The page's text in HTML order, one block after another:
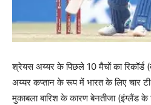
श्रेयस अय्यर के पिछले 10 मैचों का रिकॉर्ड
अय्यर कप्तान के रूप में भारत के लिए चार
मुकाबला बारिश के कारण बेनतीजा (इंग्लैंड